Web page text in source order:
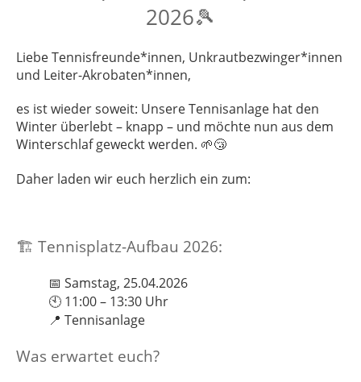
2026🎾
Liebe Tennisfreunde*innen, Unkrautbezwinger*innen
und Leiter-Akrobaten*innen,
es ist wieder soweit: Unsere Tennisanlage hat den
Winter überlebt – knapp – und möchte nun aus dem
Winterschlaf geweckt werden. 🌱😴
Daher laden wir euch herzlich ein zum:
🏗️ Tennisplatz-Aufbau 2026:
📅 Samstag, 25.04.2026
🕙 11:00 – 13:30 Uhr
📍 Tennisanlage
Was erwartet euch?